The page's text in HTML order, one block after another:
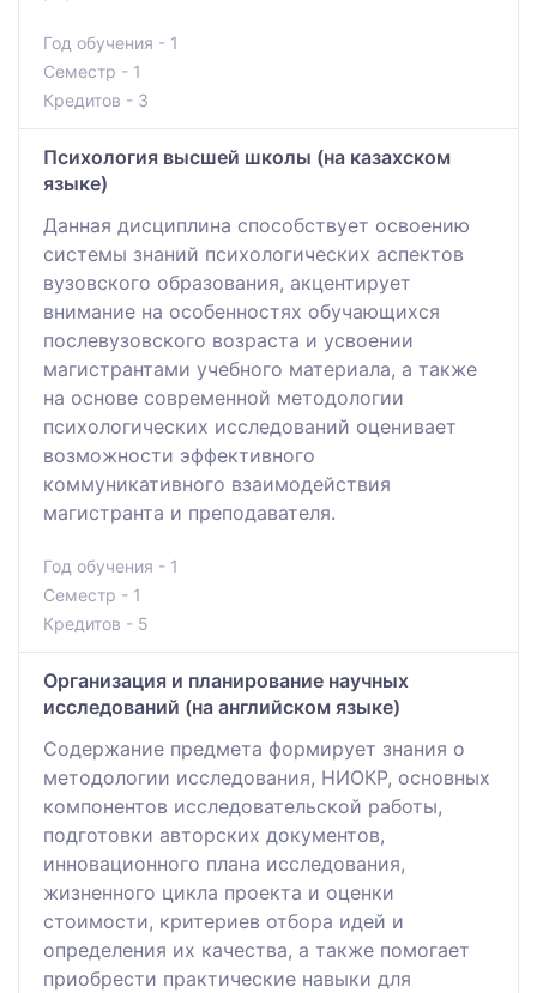
Год обучения - 1
Семестр - 1
Кредитов - 3
Психология высшей школы (на казахском
языке)
Данная дисциплина способствует освоению
системы знаний психологических аспектов
вузовского образования, акцентирует
внимание на особенностях обучающихся
послевузовского возраста и усвоении
магистрантами учебного материала, а также
на основе современной методологии
психологических исследований оценивает
возможности эффективного
коммуникативного взаимодействия
магистранта и преподавателя.
Год обучения - 1
Семестр - 1
Кредитов - 5
Организация и планирование научных
исследований (на английском языке)
Содержание предмета формирует знания о
методологии исследования, НИОКР, основных
компонентов исследовательской работы,
подготовки авторских документов,
инновационного плана исследования,
жизненного цикла проекта и оценки
стоимости, критериев отбора идей и
определения их качества, а также помогает
приобрести практические навыки для